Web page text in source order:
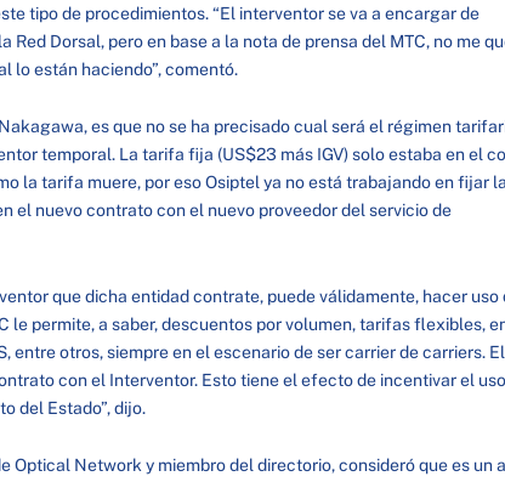
tipo de procedimientos. “El interventor se va a encargar de
Red Dorsal, pero en base a la nota de prensa del MTC, no me
lo están haciendo”, comentó.
es que no se ha precisado cual será el régimen
temporal. La tarifa fija (US$23 más IGV) solo estaba en el
la tarifa muere, por eso Osiptel ya no está trabajando en fijar la
el nuevo contrato con el nuevo proveedor del servicio de
que dicha entidad contrate, puede válidamente, hacer uso
le permite, a saber, descuentos por volumen, tarifas flexibles,
entre otros, siempre en el escenario de ser carrier de carriers.
con el Interventor. Esto tiene el efecto de incentivar el
del Estado”, dijo.
Optical Network y miembro del directorio, consideró que es un